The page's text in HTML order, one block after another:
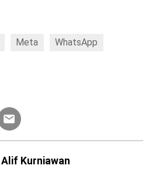
Meta WhatsApp
Kurniawan